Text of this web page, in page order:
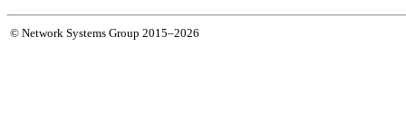
© Network Systems Group 2015–2026